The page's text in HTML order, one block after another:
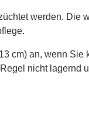
werden. Die
cm) an, wenn
nicht lagernd